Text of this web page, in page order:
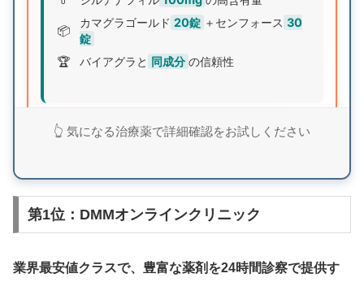
📦
カマグラゴールド 20錠 ＋センフォース 30
錠
🏆
バイアグラと 同成分 の信頼性
世界的に知名度の高いバイアグラと同成分で圧倒的
バイアグラジェネリックセットで詳細確認
👆 気になる治療薬で詳細確認をお試しください
第1位：DMMオンラインクリニック
業界最安値クラスで、豊富な薬剤を24時間診察で提供す